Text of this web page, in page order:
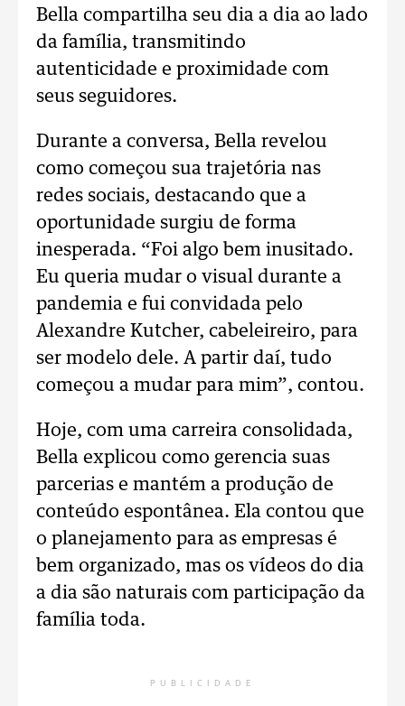
Bella compartilha seu dia a dia ao lado
da família, transmitindo
autenticidade e proximidade com
seus seguidores.
Durante a conversa, Bella revelou
como começou sua trajetória nas
redes sociais, destacando que a
oportunidade surgiu de forma
inesperada. “Foi algo bem inusitado.
Eu queria mudar o visual durante a
pandemia e fui convidada pelo
Alexandre Kutcher, cabeleireiro, para
ser modelo dele. A partir daí, tudo
começou a mudar para mim”, contou.
Hoje, com uma carreira consolidada,
Bella explicou como gerencia suas
parcerias e mantém a produção de
conteúdo espontânea. Ela contou que
o planejamento para as empresas é
bem organizado, mas os vídeos do dia
a dia são naturais com participação da
família toda.
PUBLICIDADE